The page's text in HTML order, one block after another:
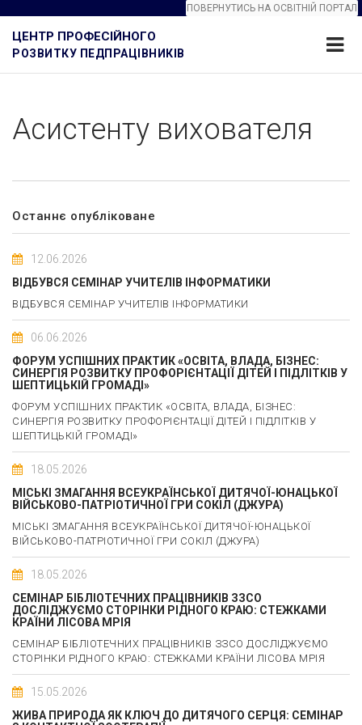
ПОВЕРНУТИСЬ НА ОСВІТНІЙ ПОРТАЛ
ЦЕНТР ПРОФЕСІЙНОГО
РОЗВИТКУ ПЕДПРАЦІВНИКІВ
Асистенту вихователя
Останнє опубліковане
12.06.2026
ВІДБУВСЯ СЕМІНАР УЧИТЕЛІВ ІНФОРМАТИКИ
ВІДБУВСЯ СЕМІНАР УЧИТЕЛІВ ІНФОРМАТИКИ
06.06.2026
ФОРУМ УСПІШНИХ ПРАКТИК «ОСВІТА, ВЛАДА, БІЗНЕС:
СИНЕРГІЯ РОЗВИТКУ ПРОФОРІЄНТАЦІЇ ДІТЕЙ І ПІДЛІТКІВ У
ШЕПТИЦЬКІЙ ГРОМАДІ»
ФОРУМ УСПІШНИХ ПРАКТИК «ОСВІТА, ВЛАДА, БІЗНЕС:
СИНЕРГІЯ РОЗВИТКУ ПРОФОРІЄНТАЦІЇ ДІТЕЙ І ПІДЛІТКІВ У
ШЕПТИЦЬКІЙ ГРОМАДІ»
18.05.2026
МІСЬКІ ЗМАГАННЯ ВСЕУКРАЇНСЬКОЇ ДИТЯЧОЇ-ЮНАЦЬКОЇ
ВІЙСЬКОВО-ПАТРІОТИЧНОЇ ГРИ СОКІЛ (ДЖУРА)
МІСЬКІ ЗМАГАННЯ ВСЕУКРАЇНСЬКОЇ ДИТЯЧОЇ-ЮНАЦЬКОЇ
ВІЙСЬКОВО-ПАТРІОТИЧНОЇ ГРИ СОКІЛ (ДЖУРА)
18.05.2026
СЕМІНАР БІБЛІОТЕЧНИХ ПРАЦІВНИКІВ ЗЗСО
ДОСЛІДЖУЄМО СТОРІНКИ РІДНОГО КРАЮ: СТЕЖКАМИ
КРАЇНИ ЛІСОВА МРІЯ
СЕМІНАР БІБЛІОТЕЧНИХ ПРАЦІВНИКІВ ЗЗСО ДОСЛІДЖУЄМО
СТОРІНКИ РІДНОГО КРАЮ: СТЕЖКАМИ КРАЇНИ ЛІСОВА МРІЯ
15.05.2026
ЖИВА ПРИРОДА ЯК КЛЮЧ ДО ДИТЯЧОГО СЕРЦЯ: СЕМІНАР